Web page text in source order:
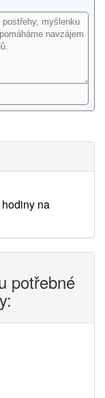
hodiny na
potřebné